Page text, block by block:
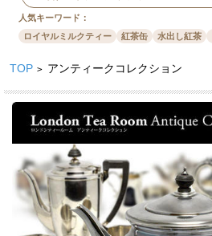
人気キーワード：
ロイヤルミルクティー
紅茶缶 水出し紅茶
TOP > アンティークコレクション